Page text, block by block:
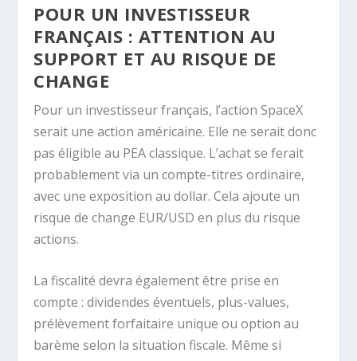
POUR UN INVESTISSEUR
FRANÇAIS : ATTENTION AU
SUPPORT ET AU RISQUE DE
CHANGE
Pour un investisseur français, l’action SpaceX
serait une action américaine. Elle ne serait donc
pas éligible au PEA classique. L’achat se ferait
probablement via un compte-titres ordinaire,
avec une exposition au dollar. Cela ajoute un
risque de change EUR/USD en plus du risque
actions.
La fiscalité devra également être prise en
compte : dividendes éventuels, plus-values,
prélèvement forfaitaire unique ou option au
barème selon la situation fiscale. Même si